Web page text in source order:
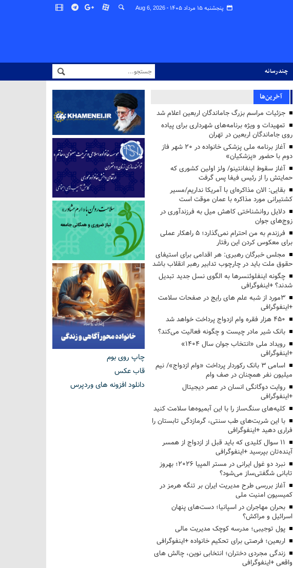
پنجشنبه ۱۵ مرداد ۱۴۰۵ - Aug 6, 2026
چندرسانه
آخرین‌ها
جزئیات مراسم بزرگ جاماندگان اربعین اعلام شد
تمهیدات و ویژه برنامه‌های شهرداری برای پیاده
روی جاماندگان اربعین در تهران
آغاز برنامه ملی پزشکی خانواده در ۲۰ شهر فاز
دوم با حضور «پزشکیان»
آغاز سقوط اینفانتینو/ ولز اولین کشوری که
حمایتش را از رئیس فیفا پس گرفت
بقایی: الان مذاکره‌ای با آمریکا نداریم/مسیر
کشتیرانی مورد مذاکره با عمان موقت است
دلایل روانشناختی کاهش میل به فرزندآوری در
زوج‌های جوان
فرزندم به من احترام نمی‌گذارد؛ ۵ راهکار عملی
برای معکوس کردن این رفتار
مجلس خبرگان رهبری: هر اقدامی برای استیفای
حقوق ملت باید در چارچوب تدابیر رهبر انقلاب باشد
چگونه اینفلوئنسرها به الگوی نسل جدید تبدیل
شدند؟ +اینفوگرافی
3مورد از شبه علم های رایج در صفحات سلامت
+اینفوگرافی
۴۵۰ هزار فقره وام ازدواج پرداخت خواهد شد
بانک شیر مادر چیست و چگونه فعالیت می‌کند؟
رویداد ملی «انتخاب جوان سال ۱۴۰۴»
+اینفوگرافی
اسامی ۳ بانک رکوردار پرداخت «وام ازدواج»/ نیم
میلیون نفر همچنان در صف وام
روایت دوگانگی انسان در عصر دیجیتال
+اینفوگرافی
کلیه‌های سنگ‌ساز را با این آبمیوه‌ها سلامت کنید
با این شربت‌های طب سنتی، گرمازدگی تابستان را
فراری دهید +اینفوگرافی
۱۱ سوال کلیدی که باید قبل از ازدواج از همسر
آینده‌تان بپرسید +اینفوگرافی
نبرد دو غول ایرانی در مستر المپیا ۲۰۲۶؛ بهروز
تابانی شگفتی‌ساز می‌شود؟
آغاز بررسی طرح مدیریت ایران بر تنگه هرمز در
کمیسیون امنیت ملی
بحران مهاجران در اسپانیا؛ دست‌های پنهان
اسرائیل و مراکش؟
پول توجیبی؛ مدرسه کوچک مدیریت مالی
اربعین؛ فرصتی برای تحکیم خانواده +اینفوگرافی
زندگی مجردی دختران؛ انتخابی نوین، چالش های
واقعی +اینفوگرافی
چاپ روی بوم
قاب عکس
دانلود افزونه های وردپرس